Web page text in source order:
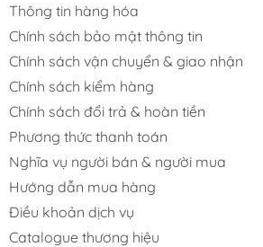
Thông tin hàng hóa
Chính sách bảo mật thông tin
Chính sách vận chuyển & giao nhận
Chính sách kiểm hàng
Chính sách đổi trả & hoàn tiền
Phương thức thanh toán
Nghĩa vụ người bán & người mua
Hướng dẫn mua hàng
Điều khoản dịch vụ
Catalogue thương hiệu